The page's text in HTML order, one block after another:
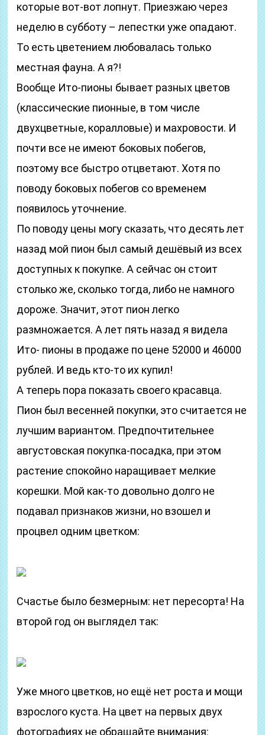
которые вот-вот лопнут. Приезжаю через
неделю в субботу – лепестки уже опадают.
То есть цветением любовалась только
местная фауна. А я?!
Вообще Ито-пионы бывает разных цветов
(классические пионные, в том числе
двухцветные, коралловые) и махровости. И
почти все не имеют боковых побегов,
поэтому все быстро отцветают. Хотя по
поводу боковых побегов со временем
появилось уточнение.
По поводу цены могу сказать, что десять лет
назад мой пион был самый дешёвый из всех
доступных к покупке. А сейчас он стоит
столько же, сколько тогда, либо не намного
дороже. Значит, этот пион легко
размножается. А лет пять назад я видела
Ито- пионы в продаже по цене 52000 и 46000
рублей. И ведь кто-то их купил!
А теперь пора показать своего красавца.
Пион был весенней покупки, это считается не
лучшим вариантом. Предпочтительнее
августовская покупка-посадка, при этом
растение спокойно наращивает мелкие
корешки. Мой как-то довольно долго не
подавал признаков жизни, но взошел и
процвел одним цветком:
Счастье было безмерным: нет пересорта! На
второй год он выглядел так:
Уже много цветков, но ещё нет роста и мощи
взрослого куста. На цвет на первых двух
фотографиях не обращайте внимания: